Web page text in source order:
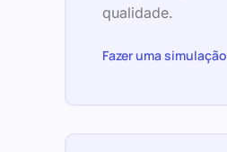
qualidade.
Fazer uma simulação